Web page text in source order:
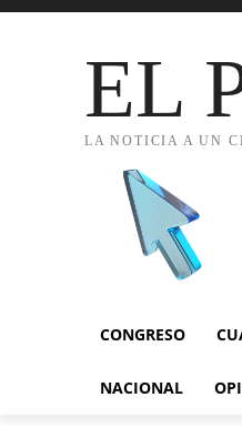
EL
LA NOTICIA A UN
CONGRESO
NACIONAL